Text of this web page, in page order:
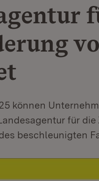
können
für
beschleunigten